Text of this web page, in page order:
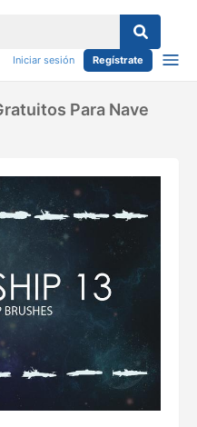
Iniciar sesión Regístrate
Para Nave